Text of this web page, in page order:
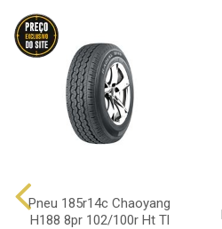
Pneu 185r14c Chaoyang
H188 8pr 102/100r Ht Tl